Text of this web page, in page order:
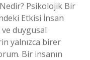
Psikolojik Bir
Etkisi İnsan
ve duygusal
yalnızca birer
Bir insanın